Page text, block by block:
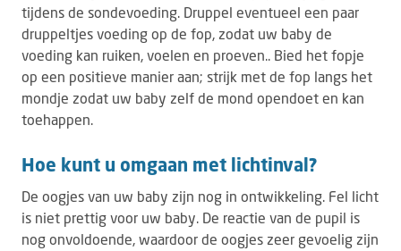
tijdens de sondevoeding. Druppel eventueel een paar
druppeltjes voeding op de fop, zodat uw baby de
voeding kan ruiken, voelen en proeven.. Bied het fopje
op een positieve manier aan; strijk met de fop langs het
mondje zodat uw baby zelf de mond opendoet en kan
toehappen.
Hoe kunt u omgaan met lichtinval?
De oogjes van uw baby zijn nog in ontwikkeling. Fel licht
is niet prettig voor uw baby. De reactie van de pupil is
nog onvoldoende, waardoor de oogjes zeer gevoelig zijn